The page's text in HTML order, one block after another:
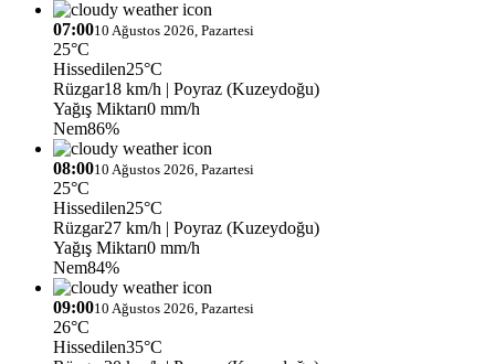
07:0010 Ağustos 2026, Pazartesi
25°C
Hissedilen25°C
Rüzgar18 km/h | Poyraz (Kuzeydoğu)
Yağış Miktarı0 mm/h
Nem86%
08:0010 Ağustos 2026, Pazartesi
25°C
Hissedilen25°C
Rüzgar27 km/h | Poyraz (Kuzeydoğu)
Yağış Miktarı0 mm/h
Nem84%
09:0010 Ağustos 2026, Pazartesi
26°C
Hissedilen35°C